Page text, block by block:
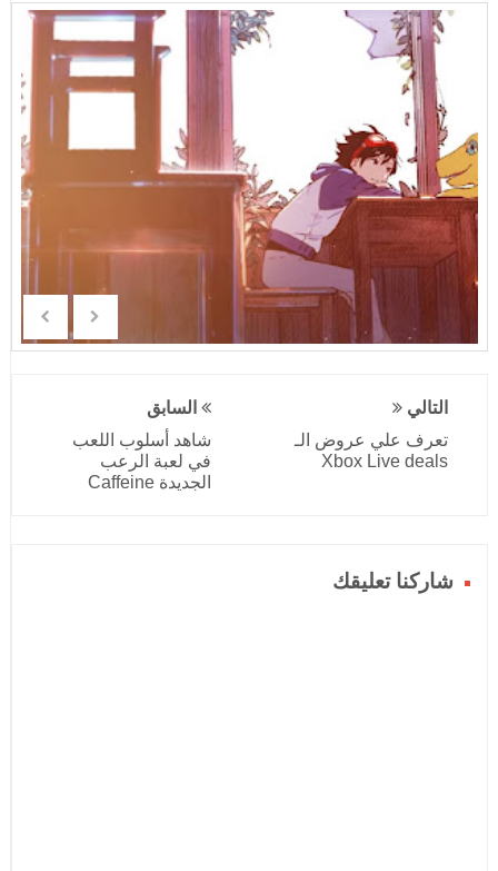
التالي
تعرف علي عروض الـ
Xbox Live deals
السابق
شاهد أسلوب اللعب
في لعبة الرعب
الجديدة Caffeine
شاركنا تعليقك